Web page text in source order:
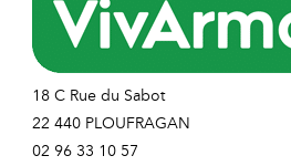
18 C Rue du Sabot
22 440 PLOUFRAGAN
02 96 33 10 57